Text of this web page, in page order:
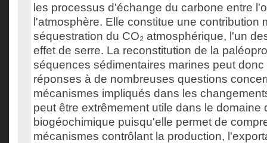
les processus d'échange du carbone entre
l'atmosphère. Elle constitue une contribution
séquestration du CO₂ atmosphérique, l'un
effet de serre. La reconstitution de la
séquences sédimentaires marines peut donc
réponses à de nombreuses questions
mécanismes impliqués dans les
peut être extrêmement utile dans le domaine
biogéochimique puisqu'elle permet de
mécanismes contrôlant la production,